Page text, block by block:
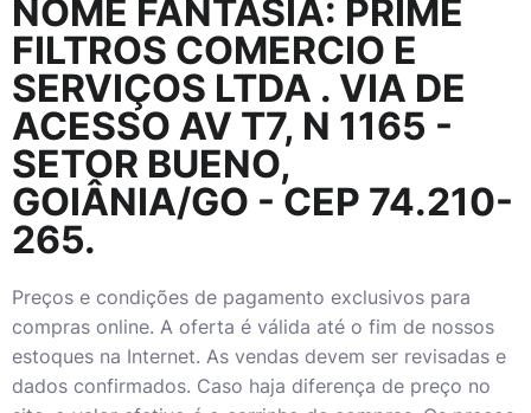
NOME FANTASIA: PRIME
FILTROS COMERCIO E
SERVIÇOS LTDA . VIA DE
ACESSO AV T7, N 1165 -
SETOR BUENO,
GOIÂNIA/GO - CEP 74.210-
265.
Preços e condições de pagamento exclusivos para
compras online. A oferta é válida até o fim de nossos
estoques na Internet. As vendas devem ser revisadas e
dados confirmados. Caso haja diferença de preço no